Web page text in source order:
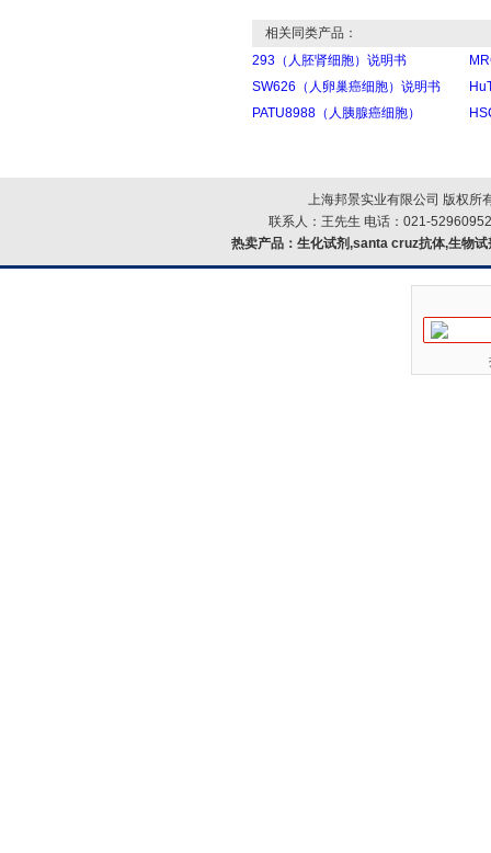
相关同类产品：
293（人胚肾细胞）说明书
SW626（人卵巢癌细胞）说明书
PATU8988（人胰腺癌细胞）
上海邦景实业有限公司 版权所
联系人：王先生 电话：021-
热卖产品： 生化试剂,santa cruz抗体,生物